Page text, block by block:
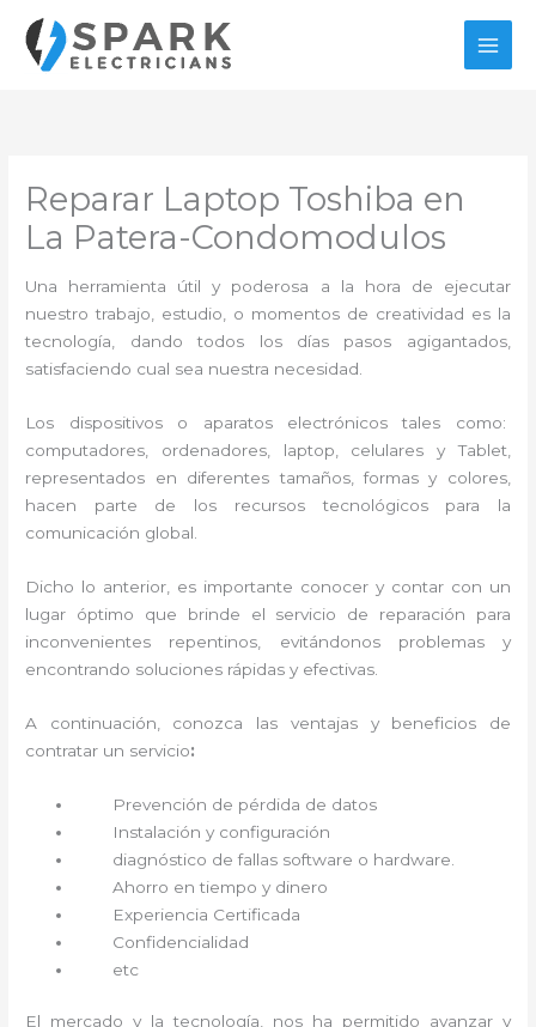
contenido
Reparar Laptop Toshiba en
La Patera-Condomodulos
Una herramienta útil y poderosa a la hora de ejecutar
nuestro trabajo, estudio, o momentos de creatividad es la
tecnología, dando todos los días pasos agigantados,
satisfaciendo cual sea nuestra necesidad.
Los dispositivos o aparatos electrónicos tales como:
computadores, ordenadores, laptop, celulares y Tablet,
representados en diferentes tamaños, formas y colores,
hacen parte de los recursos tecnológicos para la
comunicación global.
Dicho lo anterior, es importante conocer y contar con un
lugar óptimo que brinde el servicio de reparación
para
inconvenientes repentinos, evitándonos problemas y
encontrando soluciones rápidas y efectivas.
A continuación, conozca las ventajas y beneficios de
contratar un servicio:
Prevención de pérdida de datos
Instalación y configuración
diagnóstico de fallas software o hardware
Ahorro en tiempo y dinero
Experiencia Certificada
Confidencialidad
etc
El mercado y la tecnología, nos ha permitido avanzar y